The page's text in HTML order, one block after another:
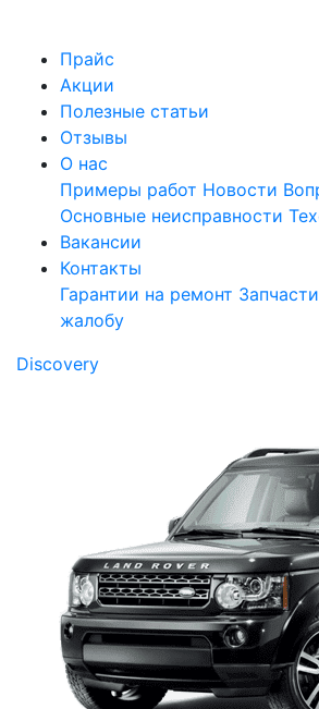
Прайс
Акции
Полезные статьи
Отзывы
О нас
Примеры работ Новости
Основные неисправности
Вакансии
Контакты
Гарантии на ремонт Запчасти
жалобу
Discovery